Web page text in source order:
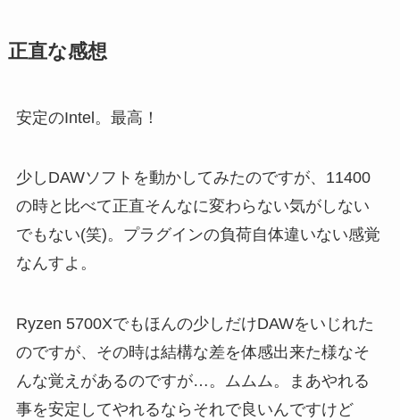
正直な感想
安定のIntel。最高！
少しDAWソフトを動かしてみたのですが、11400
の時と比べて正直そんなに変わらない気がしない
でもない(笑)。プラグインの負荷自体違いない感覚
なんすよ。
Ryzen 5700Xでもほんの少しだけDAWをいじれた
のですが、その時は結構な差を体感出来た様なそ
んな覚えがあるのですが…。ムムム。まあやれる
事を安定してやれるならそれで良いんですけど